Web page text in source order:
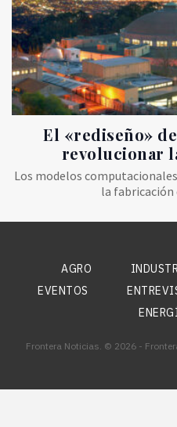
El «rediseño»
revolucionar
Los modelos
la fabricación
AGRO
EVENTOS
Frontera Noticias. © 2026 -